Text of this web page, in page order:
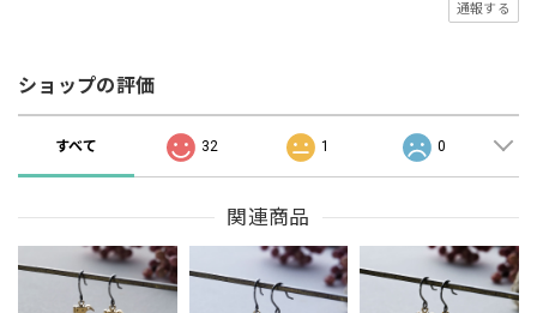
通報する
ショップの評価
すべて 32 1 0
関連商品